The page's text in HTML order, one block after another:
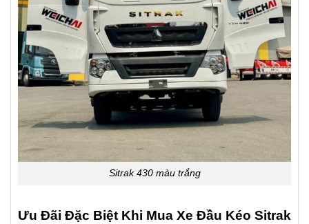
Sitrak 430 màu trắng
Ưu Đãi Đặc Biệt Khi Mua Xe Đầu Kéo Sitrak